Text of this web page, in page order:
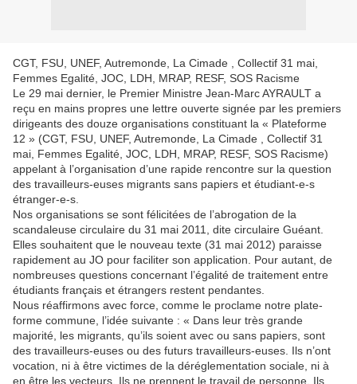
CGT, FSU, UNEF, Autremonde, La Cimade , Collectif 31 mai,
Femmes Egalité, JOC, LDH, MRAP, RESF, SOS Racisme
Le 29 mai dernier, le Premier Ministre Jean-Marc AYRAULT a
reçu en mains propres une lettre ouverte signée par les premiers
dirigeants des douze organisations constituant la « Plateforme
12 » (CGT, FSU, UNEF, Autremonde, La Cimade , Collectif 31
mai, Femmes Egalité, JOC, LDH, MRAP, RESF, SOS Racisme)
appelant à l’organisation d’une rapide rencontre sur la question
des travailleurs-euses migrants sans papiers et étudiant-e-s
étranger-e-s.
Nos organisations se sont félicitées de l’abrogation de la
scandaleuse circulaire du 31 mai 2011, dite circulaire Guéant.
Elles souhaitent que le nouveau texte (31 mai 2012) paraisse
rapidement au JO pour faciliter son application. Pour autant, de
nombreuses questions concernant l’égalité de traitement entre
étudiants français et étrangers restent pendantes.
Nous réaffirmons avec force, comme le proclame notre plate-
forme commune, l’idée suivante : « Dans leur très grande
majorité, les migrants, qu’ils soient avec ou sans papiers, sont
des travailleurs-euses ou des futurs travailleurs-euses. Ils n’ont
vocation, ni à être victimes de la déréglementation sociale, ni à
en être les vecteurs. Ils ne prennent le travail de personne. Ils